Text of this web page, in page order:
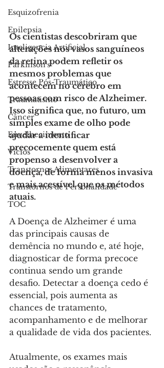
Esquizofrenia
Epilepsia
Inteligencia Artificial
Parkinson's
Estresse Pós-Traumático
Traumatismo
Câncer
Envelhecimento
Vícios
Transtornos Alimentares
Transtornos de Personalidade
TOC
Os cientistas descobriram que
alterações nos vasos sanguíneos
da retina podem refletir os
mesmos problemas que
acontecem no cérebro em
pessoas com risco de Alzheimer.
Isso significa que, no futuro, um
simples exame de olho pode
ajudar a identificar
precocemente quem está
propenso a desenvolver a
doença, de forma menos invasiva
e mais acessível que os métodos
atuais.
A Doença de Alzheimer é uma
das principais causas de
demência no mundo e, até hoje,
diagnosticar de forma precoce
continua sendo um grande
desafio. Detectar a doença cedo é
essencial, pois aumenta as
chances de tratamento,
acompanhamento e de melhorar
a qualidade de vida dos pacientes.
Atualmente, os exames mais